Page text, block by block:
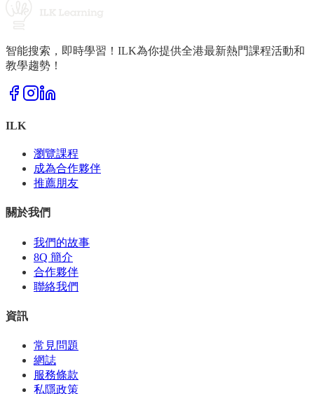
智能搜索，即時學習！ILK為你提供全港最新熱門課程活動和
教學趨勢！
ILK
瀏覽課程
成為合作夥伴
推薦朋友
關於我們
我們的故事
8Q 簡介
合作夥伴
聯絡我們
資訊
常見問題
網誌
服務條款
私隱政策